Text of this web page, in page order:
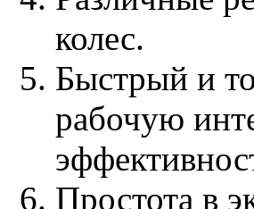
колес.
Быстрый и
рабочую
Простота в